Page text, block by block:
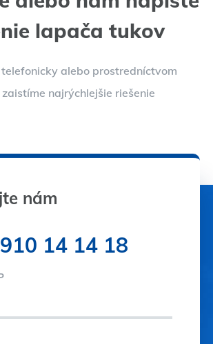
lapača tukov
alebo prostredníctvom
najrýchlejšie riešenie
nám
14 14 18